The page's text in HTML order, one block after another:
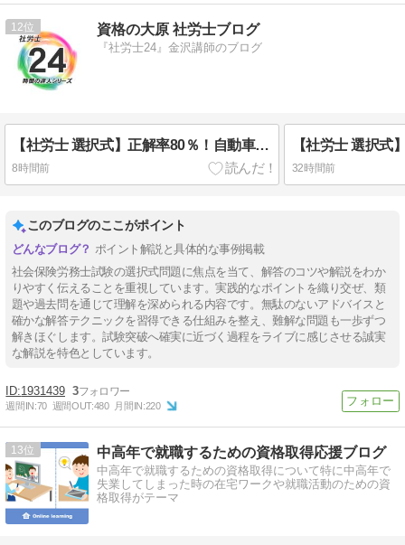
12 資格の大原 社労士ブログ
『社労士24』金沢講師のブログ
【社労士 選択式】正解率80％！自動車の運転の業務【労基】
8時間前 32時間前
このブログのここがポイント
ポイント解説と具体的な事例掲載
社会保険労務士試験の選択式問題に焦点を当て、解答のコツや解説をわか
りやすく伝えることを重視しています。実践的なポイントを織り交ぜ、類
題や過去問を通じて理解を深められる内容です。無駄のないアドバイスと
確かな解答テクニックを習得できる仕組みを整え、難解な問題も一歩ずつ
解きほぐします。試験突破へ確実に近づく過程をライブに感じさせる誠実
な解説を特色としています。
1931439 3
週間IN:70 週間OUT:480 月間IN:220
13 中高年で就職するための資格取得応援ブログ
中高年で就職するための資格取得について特に中高年で
失業してしまった時の在宅ワークや就職活動のための資
格取得がテーマ